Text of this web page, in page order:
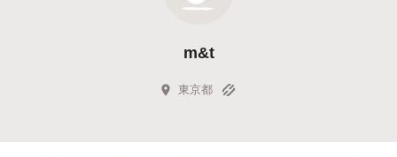
m&t
東京都